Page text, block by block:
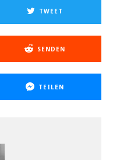
TWEET
SENDEN
TEILEN